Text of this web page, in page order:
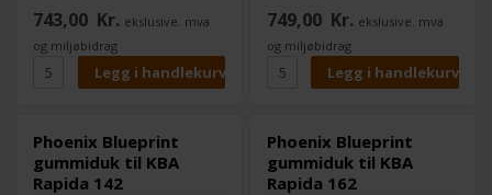
overfor formatkanter.
Maskin(er):
KBA Rapida 105
Format:106,0 x 86,0 cm
743,00 Kr. ekslusive. mva
og miljøbidrag
overfor formatkanter.
Maskin(er):
KBA Rapida 105/106
Format:107,0 x 86,0 cm
749,00 Kr. ekslusive. mva
og miljøbidrag
Phoenix Blueprint
gummiduk til KBA
Rapida 142
Phoenix Blueprint
gummiduk til KBA
Rapida 162